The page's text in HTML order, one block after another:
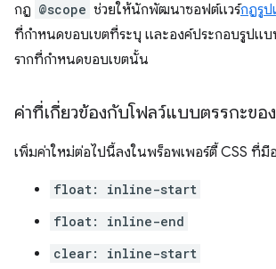
กฎ @scope ช่วยให้นักพัฒนาซอฟต์แวร์กฎรูป
ที่กำหนดขอบเขตที่ระบุ และองค์ประกอบรูปแบ
รากที่กำหนดขอบเขตนั้น
ค่าที่เกี่ยวข้องกับโฟลว์แบบตรรกะขอ
เพิ่มค่าใหม่ต่อไปนี้ลงในพร็อพเพอร์ตี้ CSS ที่มี
float: inline-start
float: inline-end
clear: inline-start